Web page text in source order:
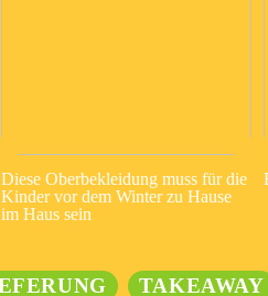
Diese Oberbekleidung muss für die
Kinder vor dem Winter zu Hause
im Haus sein
TAKEAWAY